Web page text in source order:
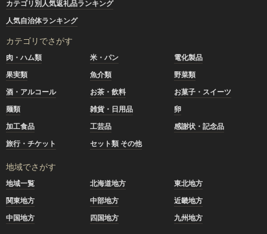
カテゴリ別人気返礼品ランキング
人気自治体ランキング
カテゴリでさがす
肉・ハム類 米・パン
電化製品
果実類
魚介類
野菜類
酒・アルコール
お茶・飲料
お菓子・スイーツ
麺類
雑貨・日用品
卵
加工食品
工芸品
感謝状・記念品
旅行・チケット
セット類 その他
地域でさがす
地域一覧 北海道地方
東北地方
関東地方
中部地方
近畿地方
中国地方
四国地方 九州地方